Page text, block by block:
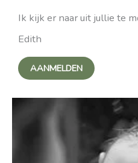
Ik kijk er naar uit jullie te
Edith
AANMELDEN